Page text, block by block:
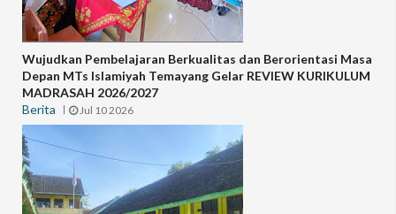
Wujudkan Pembelajaran Berkualitas dan Berorientasi Masa
Depan MTs Islamiyah Temayang Gelar REVIEW KURIKULUM
MADRASAH 2026/2027
Berita
Jul 10 2026